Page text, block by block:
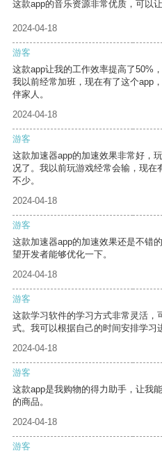
这款app的音乐资源非常优质，可以
2024-04-18
游客
这款app让我的工作效率提高了50%
我以前经常加班，现在有了这个app
伴家人。
2024-04-18
游客
这款加速器app的加速效果非常好，
况了。我以前玩游戏经常会输，现在
不少。
2024-04-18
游客
这款加速器app的加速效果还是不错
望开发者能够优化一下。
2024-04-18
游客
这款学习软件的学习方式非常灵活，
式。我可以根据自己的时间安排学习
2024-04-18
游客
这款app是我购物的得力助手，让我
的商品。
2024-04-18
游客